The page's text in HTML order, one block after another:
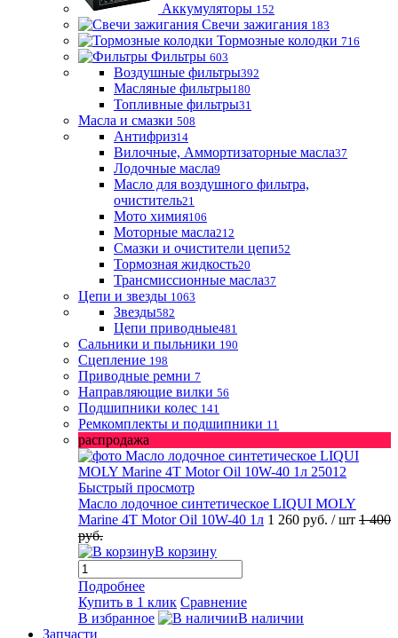
Аккумуляторы 152
Свечи зажигания 183
Тормозные колодки 716
Фильтры 603
Воздушные фильтры392
Масляные фильтры180
Топливные фильтры31
Масла и смазки 508
Антифриз14
Вилочные, Аммортизаторные масла37
Лодочные масла9
Масло для воздушного фильтра,
очиститель21
Мото химия106
Моторные масла212
Смазки и очистители цепи52
Тормозная жидкость20
Трансмиссионные масла37
Цепи и звезды 1063
Звезды582
Цепи приводные481
Сальники и пыльники 190
Сцепление 198
Приводные ремни 7
Направляющие вилки 56
Подшипники колес 141
Ремкомплекты и подшипники 11
распродажа
Быстрый просмотр
Масло лодочное синтетическое LIQUI MOLY
Marine 4T Motor Oil 10W-40 1л 1 260 руб. / шт 1 400
руб.
В корзину
Подробнее
Купить в 1 клик Сравнение
В избранное
В наличии
Запчасти